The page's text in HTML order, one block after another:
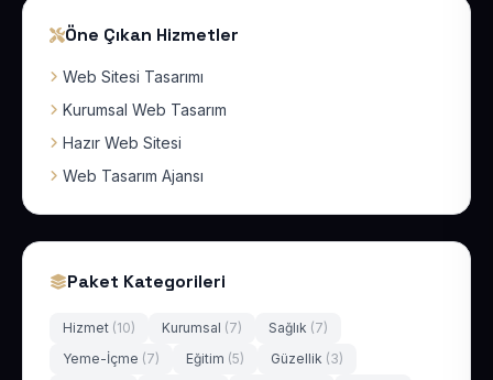
Öne Çıkan Hizmetler
Web Sitesi Tasarımı
Kurumsal Web Tasarım
Hazır Web Sitesi
Web Tasarım Ajansı
Paket Kategorileri
Hizmet (10) Kurumsal (7) Sağlık (7)
Yeme-İçme (7) Eğitim (5) Güzellik (3)